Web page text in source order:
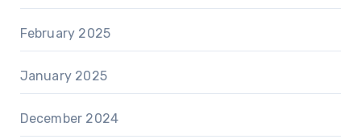
February 2025
January 2025
December 2024